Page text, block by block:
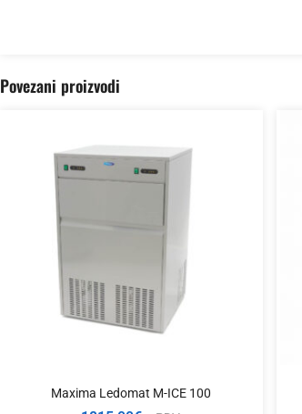
Povezani proizvodi
Maxima Ledomat M-ICE 100